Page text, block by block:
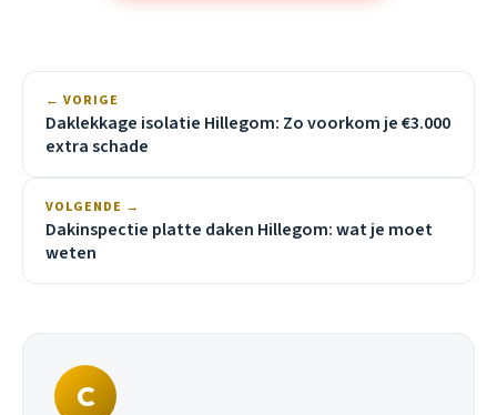
← VORIGE
Daklekkage isolatie Hillegom: Zo voorkom je €3.000
extra schade
VOLGENDE →
Dakinspectie platte daken Hillegom: wat je moet
weten
C